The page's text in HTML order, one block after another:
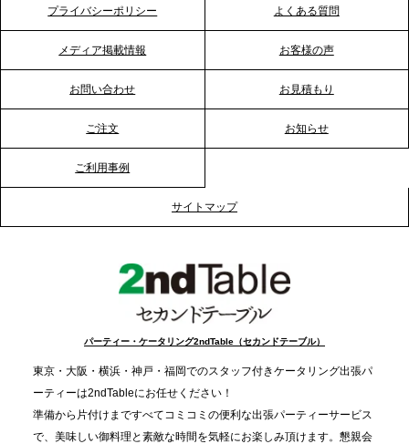
巻きケータリング」が紹介されました
2026.1.20
ーションを活性化
2025.12.12
事提供を実施へ
TBS「Nスタ」で、2ndTable「1DISH」が紹介され
2025.11.21
プレスリリースのご案内｜忘年会は“移動時間ゼロ
プライバシーポリシー よくある質問
メディア掲載情報 お客様の声
お問い合わせ お見積もり
ご注文 お知らせ
ご利用事例
サイトマップ
パーティー・ケータリング2ndTable（セカンドテーブル）
東京・大阪・横浜・神戸・福岡でのスタッフ付きケータリング出張パ
ーティーは2ndTableにお任せください！
準備から片付けまですべてコミコミの便利な出張パーティーサービス
で、美味しい御料理と素敵な時間を気軽にお楽しみ頂けます。懇親会